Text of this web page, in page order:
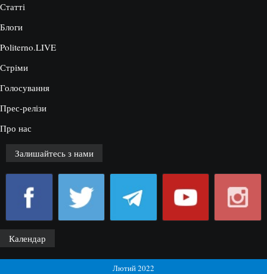
Статті
Блоги
Politerno.LIVE
Стріми
Голосування
Прес-релізи
Про нас
Залишайтесь з нами
Календар
Лютий 2022